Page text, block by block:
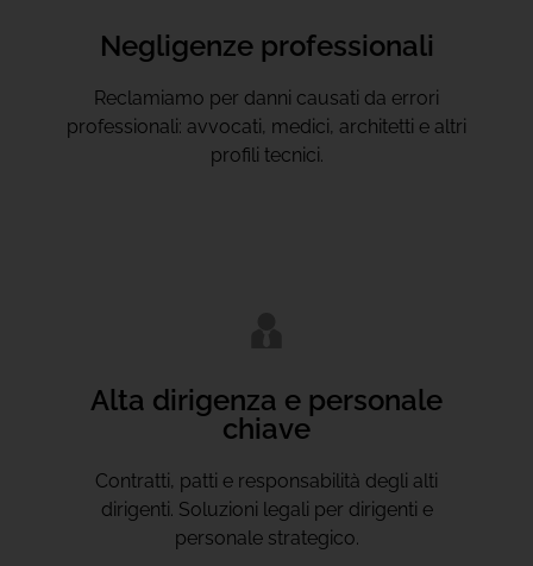
Negligenze professionali
Reclamiamo per danni causati da errori
professionali: avvocati, medici, architetti e altri
profili tecnici.
Alta dirigenza e personale
chiave
Contratti, patti e responsabilità degli alti
dirigenti. Soluzioni legali per dirigenti e
personale strategico.